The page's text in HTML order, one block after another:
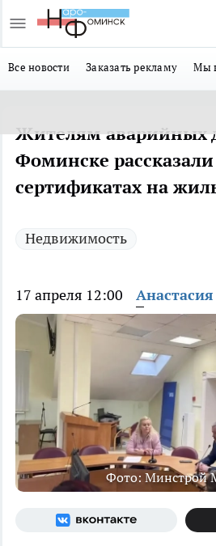
Все новости Заказать рекламу Мы
Жителям аварийных
Фоминске
сертификатах на
Недвижимость
17 апреля 12:00
Фото: Минстрой